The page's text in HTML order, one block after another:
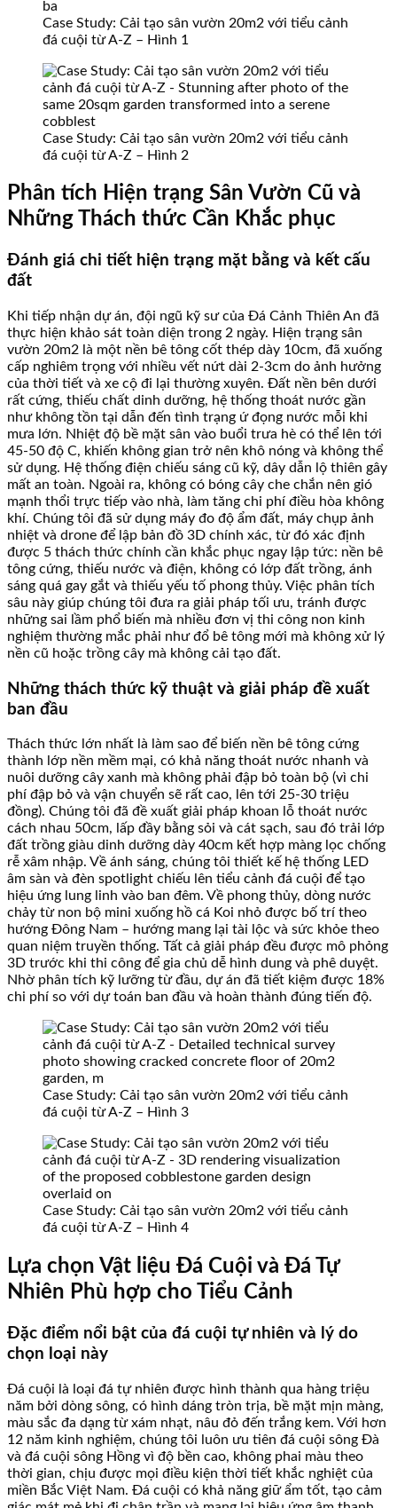
Case Study: Cải tạo sân vườn 20m2 với tiểu cảnh
đá cuội từ A-Z – Hình 1
Case Study: Cải tạo sân vườn 20m2 với tiểu cảnh
đá cuội từ A-Z – Hình 2
Phân tích Hiện trạng Sân Vườn Cũ và
Những Thách thức Cần Khắc phục
Đánh giá chi tiết hiện trạng mặt bằng và kết cấu
đất
Khi tiếp nhận dự án, đội ngũ kỹ sư của Đá Cảnh Thiên An đã
thực hiện khảo sát toàn diện trong 2 ngày. Hiện trạng sân
vườn 20m2 là một nền bê tông cốt thép dày 10cm, đã xuống
cấp nghiêm trọng với nhiều vết nứt dài 2-3cm do ảnh hưởng
của thời tiết và xe cộ đi lại thường xuyên. Đất nền bên dưới
rất cứng, thiếu chất dinh dưỡng, hệ thống thoát nước gần
như không tồn tại dẫn đến tình trạng ứ đọng nước mỗi khi
mưa lớn. Nhiệt độ bề mặt sân vào buổi trưa hè có thể lên tới
45-50 độ C, khiến không gian trở nên khô nóng và không thể
sử dụng. Hệ thống điện chiếu sáng cũ kỹ, dây dẫn lộ thiên gây
mất an toàn. Ngoài ra, không có bóng cây che chắn nên gió
mạnh thổi trực tiếp vào nhà, làm tăng chi phí điều hòa không
khí. Chúng tôi đã sử dụng máy đo độ ẩm đất, máy chụp ảnh
nhiệt và drone để lập bản đồ 3D chính xác, từ đó xác định
được 5 thách thức chính cần khắc phục ngay lập tức: nền bê
tông cứng, thiếu nước và điện, không có lớp đất trồng, ánh
sáng quá gay gắt và thiếu yếu tố phong thủy. Việc phân tích
sâu này giúp chúng tôi đưa ra giải pháp tối ưu, tránh được
những sai lầm phổ biến mà nhiều đơn vị thi công non kinh
nghiệm thường mắc phải như đổ bê tông mới mà không xử lý
nền cũ hoặc trồng cây mà không cải tạo đất.
Những thách thức kỹ thuật và giải pháp đề xuất
ban đầu
Thách thức lớn nhất là làm sao để biến nền bê tông cứng
thành lớp nền mềm mại, có khả năng thoát nước nhanh và
nuôi dưỡng cây xanh mà không phải đập bỏ toàn bộ (vì chi
phí đập bỏ và vận chuyển sẽ rất cao, lên tới 25-30 triệu
đồng). Chúng tôi đã đề xuất giải pháp khoan lỗ thoát nước
cách nhau 50cm, lấp đầy bằng sỏi và cát sạch, sau đó trải lớp
đất trồng giàu dinh dưỡng dày 40cm kết hợp màng lọc chống
rễ xâm nhập. Về ánh sáng, chúng tôi thiết kế hệ thống LED
âm sàn và đèn spotlight chiếu lên tiểu cảnh đá cuội để tạo
hiệu ứng lung linh vào ban đêm. Về phong thủy, dòng nước
chảy từ non bộ mini xuống hồ cá Koi nhỏ được bố trí theo
hướng Đông Nam – hướng mang lại tài lộc và sức khỏe theo
quan niệm truyền thống. Tất cả giải pháp đều được mô phỏng
3D trước khi thi công để gia chủ dễ hình dung và phê duyệt.
Nhờ phân tích kỹ lưỡng từ đầu, dự án đã tiết kiệm được 18%
chi phí so với dự toán ban đầu và hoàn thành đúng tiến độ.
Case Study: Cải tạo sân vườn 20m2 với tiểu cảnh
đá cuội từ A-Z – Hình 3
Case Study: Cải tạo sân vườn 20m2 với tiểu cảnh
đá cuội từ A-Z – Hình 4
Lựa chọn Vật liệu Đá Cuội và Đá Tự
Nhiên Phù hợp cho Tiểu Cảnh
Đặc điểm nổi bật của đá cuội tự nhiên và lý do
chọn loại này
Đá cuội là loại đá tự nhiên được hình thành qua hàng triệu
năm bởi dòng sông, có hình dáng tròn trịa, bề mặt mịn màng,
màu sắc đa dạng từ xám nhạt, nâu đỏ đến trắng kem. Với hơn
12 năm kinh nghiệm, chúng tôi luôn ưu tiên đá cuội sông Đà
và đá cuội sông Hồng vì độ bền cao, không phai màu theo
thời gian, chịu được mọi điều kiện thời tiết khắc nghiệt của
miền Bắc Việt Nam. Đá cuội có khả năng giữ ẩm tốt, tạo cảm